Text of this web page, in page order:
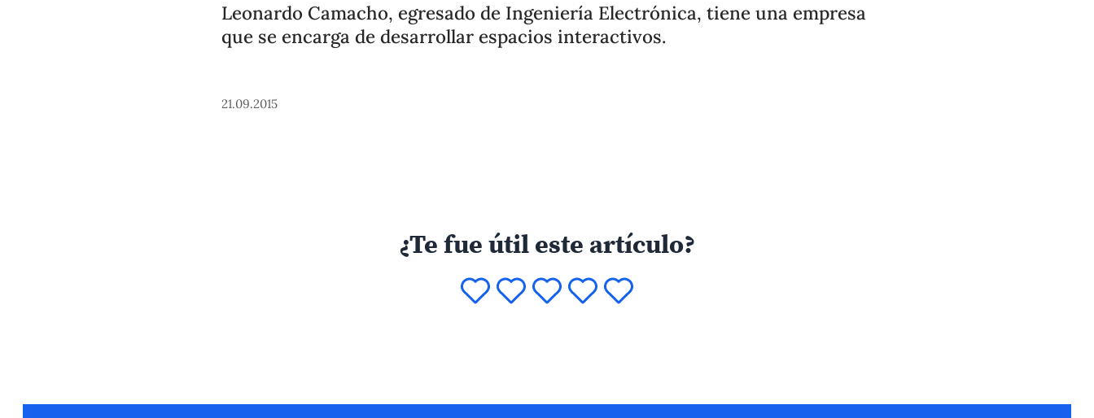
Leonardo Camacho, egresado de Ingeniería Electrónica, tiene una empresa
que se encarga de desarrollar espacios interactivos.
21.09.2015
¿Te fue útil este artículo?